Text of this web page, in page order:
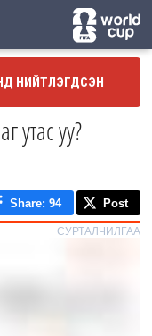
НИЙТЛЭГДСЭН
утас уу?
Share: 94 Post
СУРТАЛЧИЛГАА